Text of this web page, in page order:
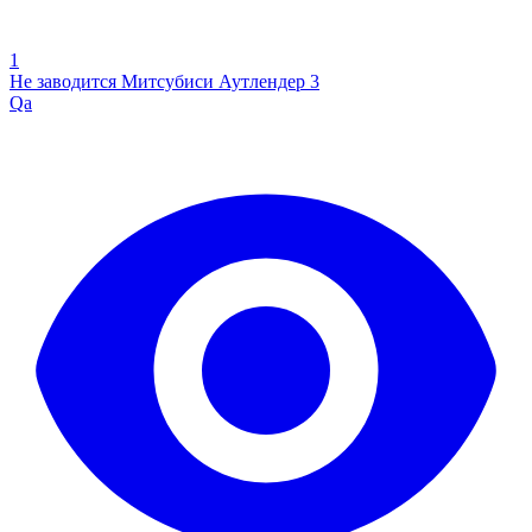
1
Не заводится Митсубиси Аутлендер 3
Qa